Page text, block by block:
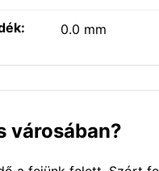
0.0 mm
városában?